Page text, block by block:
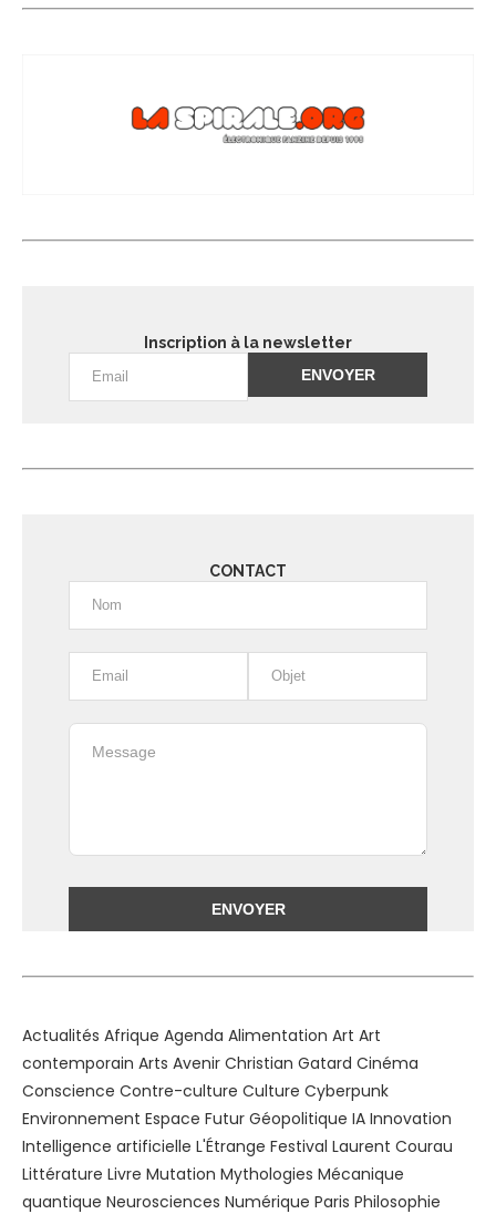
Inscription à la newsletter
CONTACT
Actualités Afrique Agenda Alimentation Art Art
contemporain Arts Avenir Christian Gatard Cinéma
Conscience Contre-culture Culture Cyberpunk
Environnement Espace Futur Géopolitique IA Innovation
Intelligence artificielle L'Étrange Festival Laurent Courau
Littérature Livre Mutation Mythologies Mécanique
quantique Neurosciences Numérique Paris Philosophie